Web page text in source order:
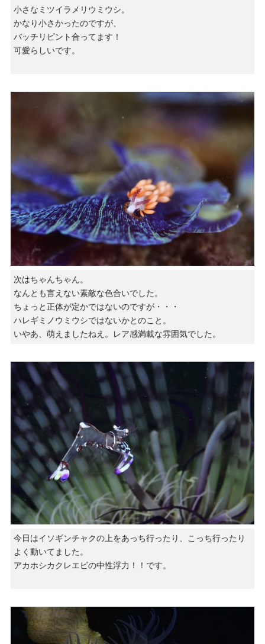
小さなミツイラメリウミウシ。
かなり小さかったのですが、
バッチリピント合ってます！
可愛らしいです。
次はちゃんちゃん。
なんとも言えない素敵な色合いでした。
ちょっと正体が定かではないのですが・・・
ハレギミノウミウシではないかとのこと。
いやあ、萌えましたねえ。レア感満載な雰囲気でした。
今日はイソギンチャクの上をあっち行ったり、こっち行ったり
よく動いてました。
アカホシカクレエビの中性浮力！！です。